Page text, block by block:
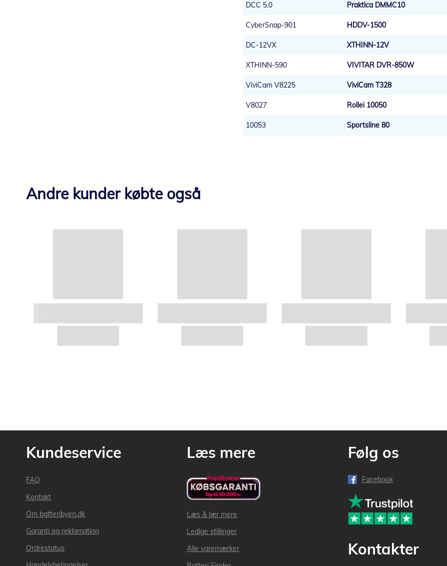
DCC 5.0 Praktica DMMC10
CyberSnap-901 HDDV-1500
DC-12VX XTHINN-12V
XTHINN-590 VIVITAR DVR-850W
ViviCam V8225 ViviCam T328
V8027 Rollei 10050
10053 Sportsline 80
Andre kunder købte også
Kundeservice
FAQ
Kontakt
Om batteribyen.dk
Garanti og reklamation
Ordrestatus
Læs mere
Læs & lær mere
Ledige stillinger
Alle varemærker
Følg os
Facebook
Kontakter